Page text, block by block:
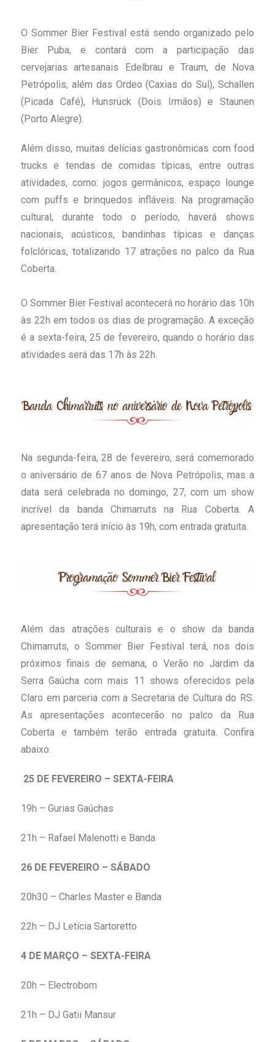
O Sommer Bier Festival está sendo organizado pelo
Bier Puba, e contará com a participação das
cervejarias artesanais Edelbrau e Traum, de Nova
Petrópolis, além das Ordeo (Caxias do Sul), Schallen
(Picada Café), Hunsrück (Dois Irmãos) e Staunen
(Porto Alegre).
Além disso, muitas delícias gastronômicas com food
trucks e tendas de comidas típicas, entre outras
atividades, como: jogos germânicos, espaço lounge
com puffs e brinquedos infláveis. Na programação
cultural, durante todo o período, haverá shows
nacionais, acústicos, bandinhas típicas e danças
folclóricas, totalizando 17 atrações no palco da Rua
Coberta.
O Sommer Bier Festival acontecerá no horário das 10h
às 22h em todos os dias de programação. A exceção
é a sexta-feira, 25 de fevereiro, quando o horário das
atividades será das 17h às 22h.
Na segunda-feira, 28 de fevereiro, será comemorado
o aniversário de 67 anos de Nova Petrópolis, mas a
data será celebrada no domingo, 27, com um show
incrível da banda Chimarruts na Rua Coberta. A
apresentação terá início às 19h, com entrada gratuita.
Além das atrações culturais e o show da banda
Chimarruts, o Sommer Bier Festival terá, nos dois
próximos finais de semana, o Verão no Jardim da
Serra Gaúcha com mais 11 shows oferecidos pela
Claro em parceria com a Secretaria de Cultura do RS.
As apresentações acontecerão no palco da Rua
Coberta e também terão entrada gratuita. Confira
abaixo:
25 DE FEVEREIRO – SEXTA-FEIRA
19h – Gurias Gaúchas
21h – Rafael Malenotti e Banda
26 DE FEVEREIRO – SÁBADO
20h30 – Charles Master e Banda
22h – DJ Letícia Sartoretto
4 DE MARÇO – SEXTA-FEIRA
20h – Electrobom
21h – DJ Gatii Mansur